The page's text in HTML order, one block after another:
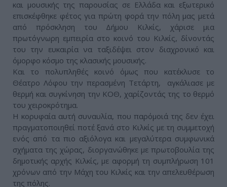
και μουσικής της παρουσίας σε Ελλάδα και εξωτερικό
επισκέφθηκε φέτος για πρώτη φορά την πόλη μας μετά
από πρόσκληση του Δήμου Κιλκίς, χάρισε μια
πρωτόγνωρη εμπειρία στο κοινό του Κιλκίς, δίνοντάς
του την ευκαιρία να ταξιδέψει στον διαχρονικό και
όμορφο κόσμο της κλασικής μουσικής.
Και το πολυπληθές κοινό όμως που κατέκλυσε το
Θέατρο Λόφου την περασμένη Τετάρτη, αγκάλιασε με
θερμή και συγκίνηση την ΚΟΘ, χαρίζοντάς της το θερμό
του χειροκρότημα.
Η κορυφαία αυτή συναυλία, που παρόμοιά της δεν έχει
πραγματοποιηθεί ποτέ ξανά στο Κιλκίς με τη συμμετοχή
ενός από τα πιο αξιόλογα και μεγαλύτερα συμφωνικά
σχήματα της χώρας, διοργανώθηκε με πρωτοβουλία της
δημοτικής αρχής Κιλκίς, με αφορμή τη συμπλήρωση 101
χρόνων από την Μάχη του Κιλκίς και την απελευθέρωση
της πόλης.